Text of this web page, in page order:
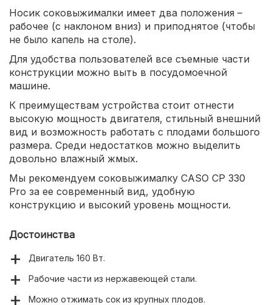
Носик соковыжималки имеет два положения –
рабочее (с наклоном вниз) и приподнятое (чтобы
не было капель на столе).
Для удобства пользователей все съемные части
конструкции можно выть в посудомоечной
машине.
К преимуществам устройства стоит отнести
высокую мощность двигателя, стильный внешний
вид и возможность работать с плодами большого
размера. Среди недостатков можно выделить
довольно влажный жмых.
Мы рекомендуем соковыжималку CASO CP 330
Pro за ее современный вид, удобную
конструкцию и высокий уровень мощности.
Достоинства
Двигатель 160 Вт.
Рабочие части из нержавеющей стали.
Можно отжимать сок из крупных плодов.